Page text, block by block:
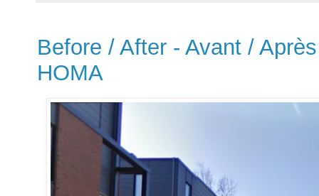
Before / After - Avant /
HOMA